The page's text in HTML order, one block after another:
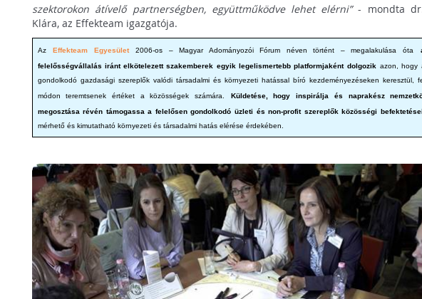
szektorokon átívelő partnerségben, együttműködve lehet elérni”- mondta
Klára, az Effekteam igazgatója.
Az Effekteam Egyesület 2006-os – Magyar Adományozói Fórum néven történt – megalakulása óta
felelősségvállalás iránt elkötelezett szakemberek egyik legelismertebb platformjaként dolgozik azon, hogy
gondolkodó gazdasági szereplők valódi társadalmi és környezeti hatással bíró kezdeményezéseken keresztül,
módon teremtsenek értéket a közösségek számára.
Küldetése, hogy inspirálja és naprakész
megosztása révén támogassa a felelősen gondolkodó üzleti és non-profit szereplők közösségi
mérhető és kimutatható környezeti és társadalmi hatás elérése érdekében.